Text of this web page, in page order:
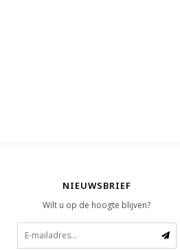
NIEUWSBRIEF
Wilt u op de hoogte blijven?